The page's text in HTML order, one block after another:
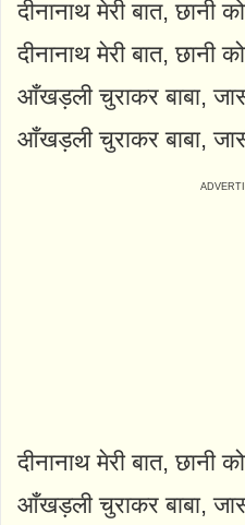
दीनानाथ मेरी बात, छानी
दीनानाथ मेरी बात, छानी
आँखड़ली चुराकर बाबा,
आँखड़ली चुराकर बाबा,
दीनानाथ मेरी बात, छानी
आँखड़ली चुराकर बाबा,